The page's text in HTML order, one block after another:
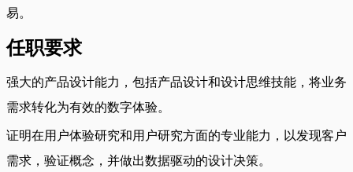
易。
任职要求
强大的产品设计能力，包括产品设计和设计思维技能，将业务
需求转化为有效的数字体验。
证明在用户体验研究和用户研究方面的专业能力，以发现客户
需求，验证概念，并做出数据驱动的设计决策。